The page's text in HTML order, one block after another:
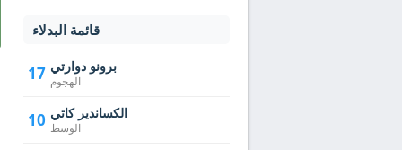
قائمة البدلاء
17 برونو دوارتي
الهجوم
10 الكساندير كاتي
الوسط